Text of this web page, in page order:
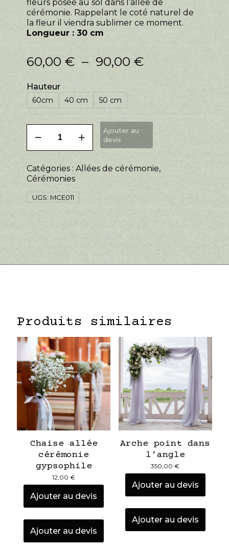
fleurs posée au sol dans l’allée de
cérémonie. Rappelant le coté naturel de
la fleur il viendra sublimer ce moment.
Longueur : 30 cm
60,00€ – 90,00€Plage
Hauteur
60cm 40 cm 50 cm
de
Allée
cérémonie
buisson
fleuri
Ajouter au
devis
Catégories :Allées de cérémonie,
Cérémonies
UGS: MCE011
Produits similaires
Chaise allée
cérémonie
gypsophile
12,00€
Ajouter au devis
Ajouter au devis
Arche point dans
l’angle
350,00€
Ajouter au devis
Ajouter au devis